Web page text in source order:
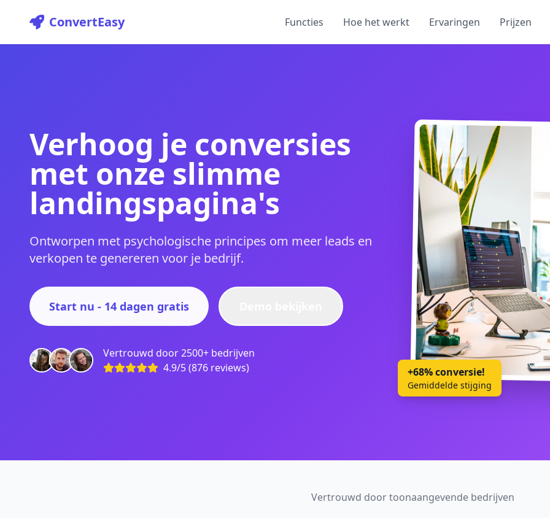
ConvertEasy Functies Hoe het werkt Ervaringen Prijzen
Verhoog je conversies
met onze slimme
landingspagina's
Ontworpen met psychologische principes om meer leads en
verkopen te genereren voor je bedrijf.
Start nu - 14 dagen gratis
Vertrouwd door 2500+ bedrijven
4.9/5 (876 reviews)
+68% conversie!
Gemiddelde stijging
Vertrouwd door toonaangevende bedrijven